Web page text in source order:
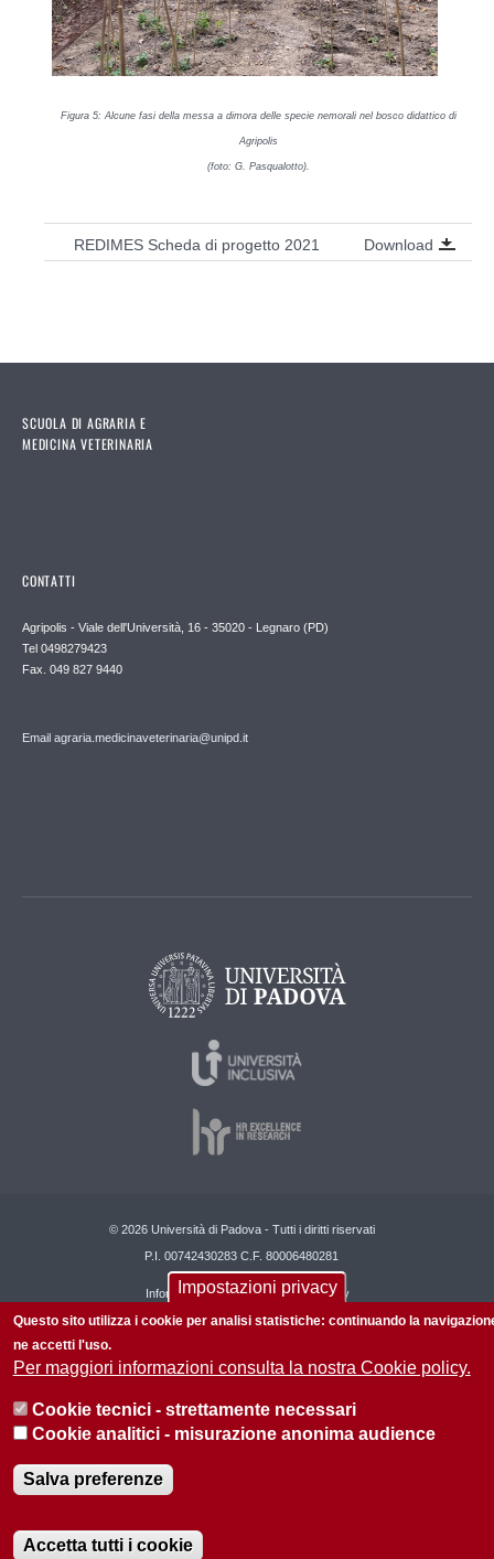
Figura 5: Alcune fasi della messa a dimora delle specie nemoralinel bosco didattico di
Agripolis
(foto: G. Pasqualotto).
REDIMES Scheda di progetto 2021 Download
SCUOLA DI AGRARIA E
MEDICINA VETERINARIA
CONTATTI
Agripolis - Viale dell'Università, 16 - 35020 - Legnaro (PD)
Tel 0498279423
Fax. 049 827 9440
Email agraria.medicinaveterinaria@unipd.it
© 2026 Università di Padova - Tutti i diritti riservati
P.I. 00742430283 C.F. 80006480281
Informazioni sul sito Privacy policy
Impostazioni privacy
Questo sito utilizza i cookie per analisi statistiche: continuando la
ne accetti l'uso.
Per maggiori informazioni consulta la nostra Cookie policy.
Cookie tecnici - strettamente necessari
Cookie analitici - misurazione anonima audience
Salva preferenze
Accetta tutti i cookie